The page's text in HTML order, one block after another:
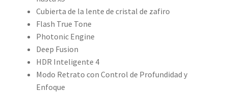
Cubierta de la lente de cristal de zafiro
Flash True Tone
Photonic Engine
Deep Fusion
HDR Inteligente 4
Modo Retrato con Control de Profundidad y
Enfoque